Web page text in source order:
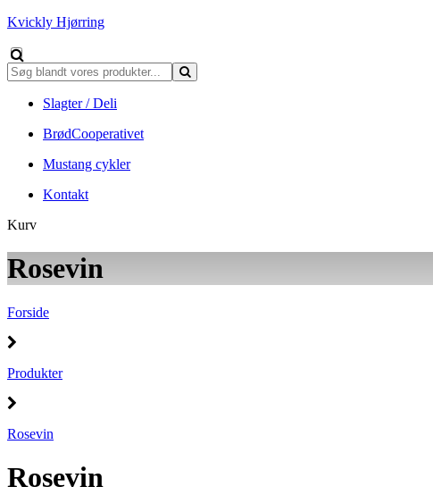
Kvickly Hjørring
Slagter / Deli
BrødCooperativet
Mustang cykler
Kontakt
Kurv
Rosevin
Forside
Produkter
Rosevin
Rosevin